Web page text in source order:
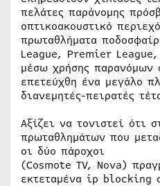
πελάτες παράνομης
οπτικοακουστικό
πρωταθλήματα
League, Premier
μέσω χρήσης παρανόμων
επετεύχθη ένα μεγάλο
διανεμητές-πειρατές
Αξίζει να τονιστεί ότι
πρωταθλημάτων που
οι δύο πάροχοι
(Cosmote TV, Nova)
εκτεταμένα ip blocking